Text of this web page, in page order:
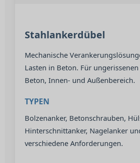
Stahlankerdübel
Mechanische
Lasten in Beton. Für
Beton, Innen- und Außenbereich.
TYPEN
Bolzenanker, Betonschrauben,
Hinterschnittanker, Nagelanker
verschiedene Anforderungen.